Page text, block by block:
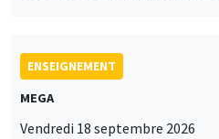
ENSEIGNEMENT
MEGA
Vendredi 18 septembre 2026